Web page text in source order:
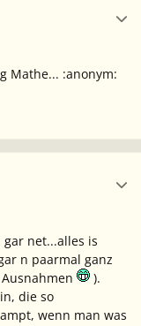
Mathe... :anonym:
net...alles is
n paarmal ganz
).
die so
wenn man was